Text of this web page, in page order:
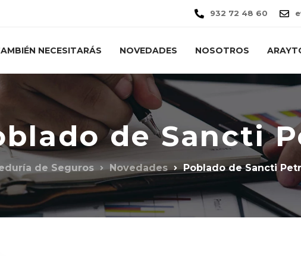
932 72 48 60
NECESITARÁS NOVEDADES NOSOTROS
de Sancti
de Seguros Novedades Poblado de Sancti